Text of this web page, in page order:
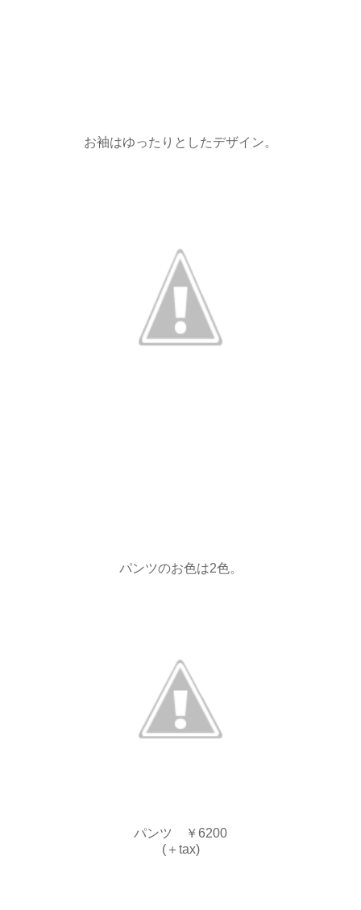
お袖はゆったりとしたデザイン。
パンツのお色は2色。
パンツ ￥6200
(＋tax)